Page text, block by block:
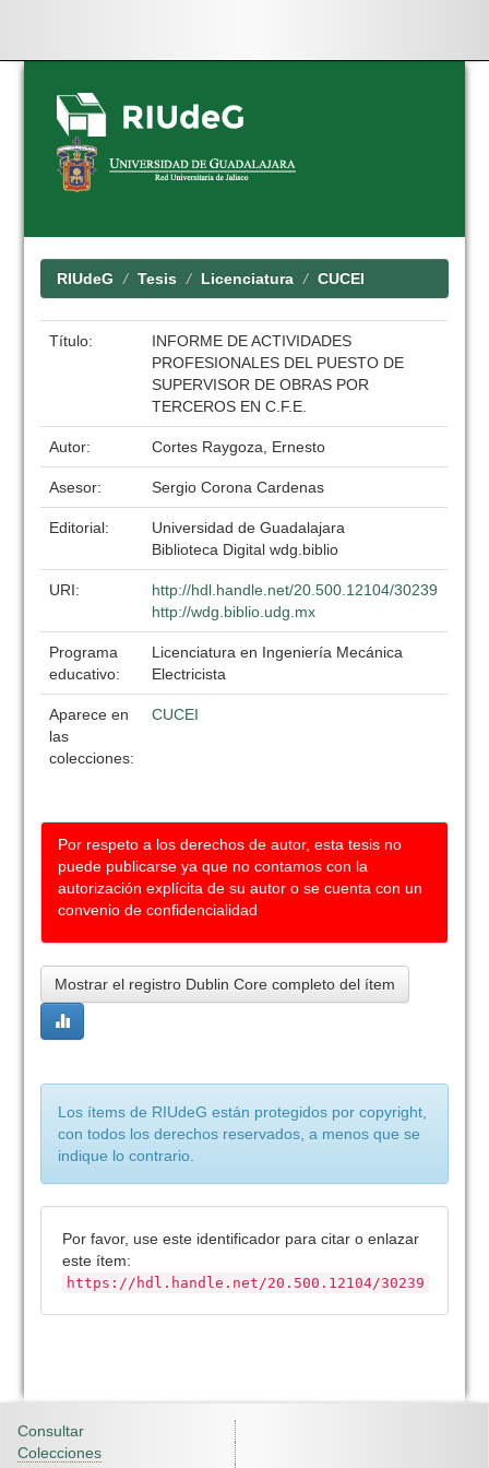
Skip
navigation
RIUdeG Tesis Licenciatura CUCEI
Título:
INFORME DE ACTIVIDADES
PROFESIONALES DEL PUESTO DE
SUPERVISOR DE OBRAS POR
TERCEROS EN C.F.E.
Autor: Cortes Raygoza, Ernesto
Asesor: Sergio Corona Cardenas
Editorial:
Universidad de Guadalajara
Biblioteca Digital wdg.biblio
URI:
http://hdl.handle.net/20.500.12104/30239
http://wdg.biblio.udg.mx
Programa
educativo:
Licenciatura en Ingeniería Mecánica
Electricista
Aparece en
las
colecciones:
CUCEI
Por respeto a los derechos de autor, esta tesis no
puede publicarse ya que no contamos con la
autorización explícita de su autor o se cuenta con un
convenio de confidencialidad
Mostrar el registro Dublin Core completo del ítem
Los ítems de RIUdeG están protegidos por copyright,
con todos los derechos reservados, a menos que se
indique lo contrario.
Por favor, use este identificador para citar o enlazar
este ítem:
https://hdl.handle.net/20.500.12104/30239
Consultar
Colecciones